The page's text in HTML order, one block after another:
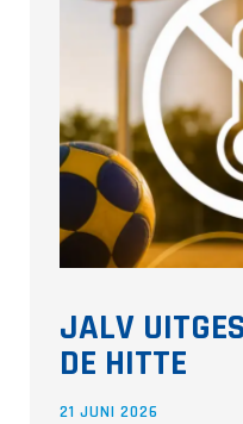
JALV
DE HITTE
21 JUNI 2026